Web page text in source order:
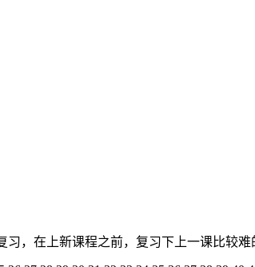
，在上新课程之前，复习下上一课比较难